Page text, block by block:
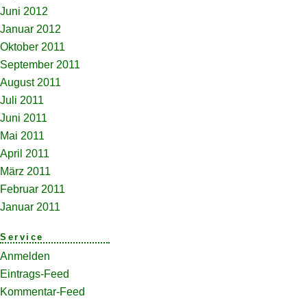
Juni 2012
Januar 2012
Oktober 2011
September 2011
August 2011
Juli 2011
Juni 2011
Mai 2011
April 2011
März 2011
Februar 2011
Januar 2011
Service
Anmelden
Eintrags-Feed
Kommentar-Feed